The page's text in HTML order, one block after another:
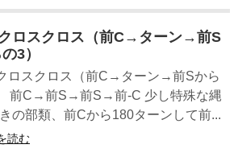
ロスクロス（前C→ターン→前S
3）
ロスクロス（前C→ターン→前Sから
前C→前S→前S→前-C 少し特殊な縄
の部類、前Cから180ターンして前...
読む